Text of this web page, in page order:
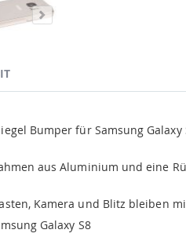
Bumper für Samsung
aus Aluminium und eine
Kamera und Blitz bleiben
Galaxy S8